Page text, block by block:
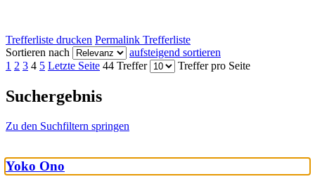
Trefferliste drucken Permalink Trefferliste
Sortieren nach
aufsteigend sortieren
1 2 3 4 5 Letzte Seite 44 Treffer Treffer pro Seite
Suchergebnis
Zu den Suchfiltern springen
Yoko Ono